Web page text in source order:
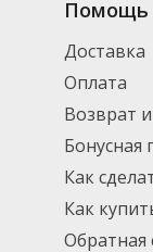
Помощь
Доставка
Оплата
Возврат
Бонусная
Как
Как
Обратная